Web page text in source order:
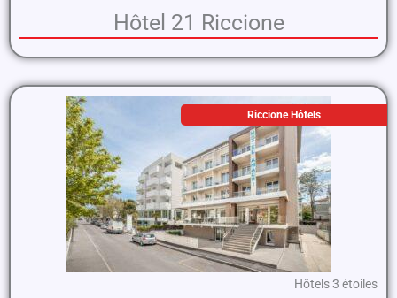
Hôtel 21 Riccione
Riccione Hôtels
Hôtels 3 étoiles